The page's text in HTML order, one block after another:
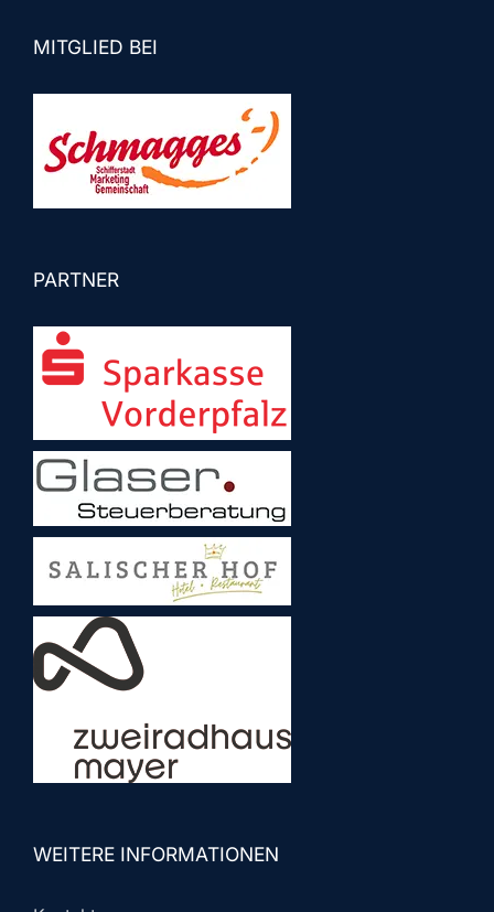
MITGLIED BEI
PARTNER
WEITERE INFORMATIONEN